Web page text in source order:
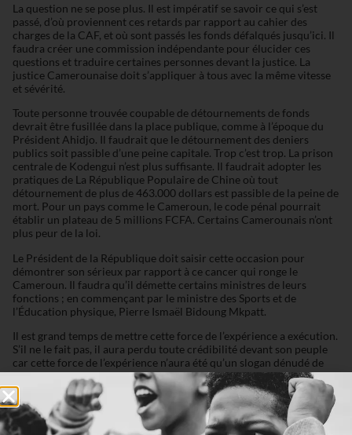
La question ne se pose plus. Il est impératif se savoir ce qui s’est
passé, d’où proviennent ces retards par rapport au cahier des
charges de la CAF, et où sont passés les fonds défalqués jusqu’ici. Il
faudra créer une commission indépendante pour élucider ces
questions et traduire certaines personnes devant la justice. La
justice Camerounaise doit s’appliquer à tous avec la même vitesse
et sévérité.
Toute personne trouvée coupable de détournements de fonds
devrait être fusillée dans la place publique, comme à l’époque du
Président Ahidjo. Il faudrait que le détournement des deniers
publics soit passible d’une peine capitale. Trop c’est trop. La prison
centrale de Kodengui n’est plus suffisante. Il faudrait adopter les
pratiques de La République Populaire de Chine où tout
détournement de plus de 463.000 dollars est passible de la peine de
mort. Pour un pays comme le Cameroun, le code pénal pourrait
établir un plateau de 5 millions FCFA. Certains Camerounais n’ont
plus peur de la loi.
Le Président de la République doit saisir cette occasion pour
démontrer son sérieux par rapport à ce cancer qui ronge le
Cameroun. Il faudra qu’il démette certains ministres de leurs
fonctions ; en commençant par le ministre des Sports et de
l’Éducation physique, Pierre Ismaël Bidoung Mkpatt.
Il est grand temps de mettre cette force de l’expérience a exécution.
S’il ne le fait pas, il aura perdu toute crédibilité devant son peuple
car cette force de l’expérience n’aura été qu’un slogan dénudé de
sérieux. Le Président de la République du Cameroun doit prouver
que le poisson ne pourri pas commençant par la tête.
« Fool me once, shame on you. Fool me twice, shame on me » dit un
dicton Américain.